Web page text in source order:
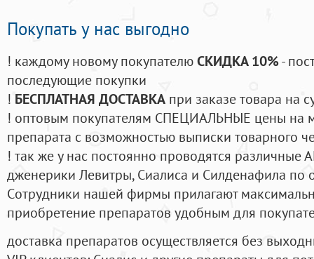
Покупать у нас выгодно
! каждому новому покупателюСКИДКА 10%-
последующие покупки
! БЕСПЛАТНАЯ ДОСТАВКА при заказе товара на
! оптовым покупателям СПЕЦИАЛЬНЫЕ цены на
препарата с возможностью выписки товарного
! так же у нас постоянно проводятся
дженерики Левитры, Сиалиса и Силденафила по
Cотрудники нашей фирмы прилагают
приобретение препаратов удобным для
доставка препаратов осуществляется без